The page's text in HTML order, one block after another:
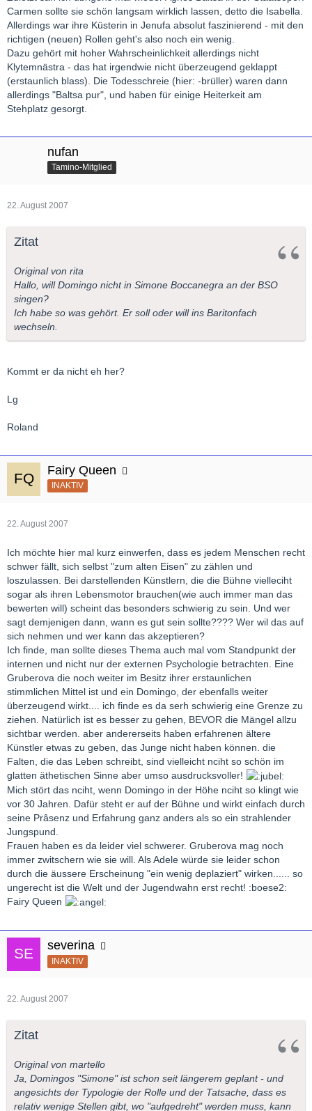
Carmen sollte sie schön langsam wirklich lassen, detto die Isabella.
Allerdings war ihre Küsterin in Jenufa absolut faszinierend - mit den
richtigen (neuen) Rollen geht's also noch ein wenig.
Dazu gehört mit hoher Wahrscheinlichkeit allerdings nicht
Klytemnästra - das hat irgendwie nicht überzeugend geklappt
(erstaunlich blass). Die Todesschreie (hier: -brüller) waren dann
allerdings "Baltsa pur", und haben für einige Heiterkeit am
Stehplatz gesorgt.
nufan
Tamino-Mitglied
22. August 2007
Zitat
Original von rita
Hallo, will Domingo nicht in Simone Boccanegra an der BSO
singen?
Ich habe so was gehört. Er soll oder will ins Baritonfach
wechseln.
Kommt er da nicht eh her?
Lg
Roland
Fairy Queen
INAKTIV
22. August 2007
Ich möchte hier mal kurz einwerfen, dass es jedem Menschen recht
schwer fällt, sich selbst "zum alten Eisen" zu zählen und
loszulassen. Bei darstellenden Künstlern, die die Bühne vielleciht
sogar als ihren Lebensmotor brauchen(wie auch immer man das
bewerten will) scheint das besonders schwierig zu sein. Und wer
sagt demjenigen dann, wann es gut sein sollte???? Wer wil das auf
sich nehmen und wer kann das akzeptieren?
Ich finde, man sollte dieses Thema auch mal vom Standpunkt der
internen und nicht nur der externen Psychologie betrachten. Eine
Gruberova die noch weiter im Besitz ihrer erstaunlichen
stimmlichen Mittel ist und ein Domingo, der ebenfalls weiter
überzeugend wirkt.... ich finde es da serh schwierig eine Grenze zu
ziehen. Natürlich ist es besser zu gehen, BEVOR die Mängel allzu
sichtbar werden. aber andererseits haben erfahrenen ältere
Künstler etwas zu geben, das Junge nicht haben können. die
Falten, die das Leben schreibt, sind vielleicht nciht so schön im
glatten äthetischen Sinne aber umso ausdrucksvoller!
Mich stört das nciht, wenn Domingo in der Höhe nciht so klingt wie
vor 30 Jahren. Dafür steht er auf der Bühne und wirkt einfach durch
seine Prâsenz und Erfahrung ganz anders als so ein strahlender
Jungspund.
Frauen haben es da leider viel schwerer. Gruberova mag noch
immer zwitschern wie sie will. Als Adele würde sie leider schon
durch die äussere Erscheinung "ein wenig deplaziert" wirken...... so
ungerecht ist die Welt und der Jugendwahn erst recht! :boese2:
Fairy Queen
severina
INAKTIV
22. August 2007
Zitat
Original von martello
Ja, Domingos "Simone" ist schon seit längerem geplant - und
angesichts der Typologie der Rolle und der Tatsache, dass es
relativ wenige Stellen gibt, wo "aufgedreht" werden muss, kann